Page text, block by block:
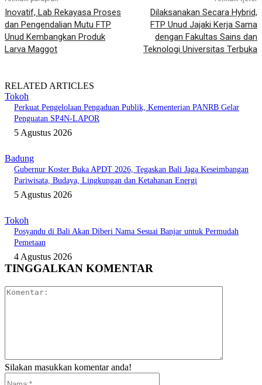
Inovatif, Lab Rekayasa Proses
dan Pengendalian Mutu FTP
Unud Kembangkan Produk
Larva Maggot
Dilaksanakan Secara Hybrid,
FTP Unud Jajaki Kerja Sama
dengan Fakultas Sains dan
Teknologi Universitas Terbuka
RELATED ARTICLES
Tokoh
Perkuat Pengelolaan Pengaduan Publik, Kementerian PANRB Gelar
Penguatan SP4N-LAPOR
5 Agustus 2026
Badung
Gubernur Koster Buka APDT 2026, Tegaskan Bali Jaga Keseimbangan
Pariwisata, Budaya, Lingkungan dan Ketahanan Energi
5 Agustus 2026
Tokoh
Posyandu di Bali Akan Diberi Nama Sesuai Banjar untuk Permudah
Pemetaan
4 Agustus 2026
TINGGALKAN KOMENTAR
Silakan masukkan komentar anda!